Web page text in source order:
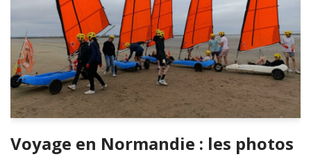
Voyage en Normandie : les photos